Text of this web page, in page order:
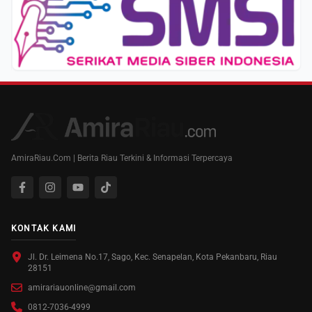
AmiraRiau.Com | Berita Riau Terkini & Informasi Terpercaya
KONTAK KAMI
Jl. Dr. Leimena No.17, Sago, Kec. Senapelan, Kota Pekanbaru, Riau
28151
amirariauonline@gmail.com
0812-7036-4999